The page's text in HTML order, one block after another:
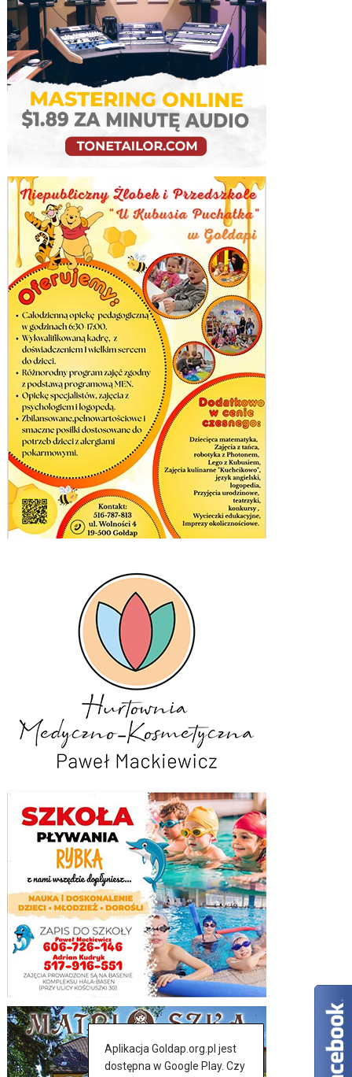
Aplikacja Goldap.org.pl jest
dostępna w Google Play. Czy